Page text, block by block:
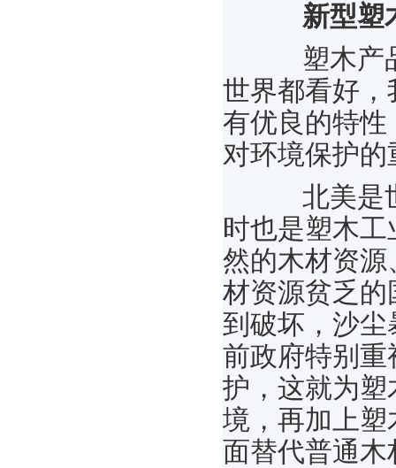
新型塑
塑木产品
世界都看好
有优良的特
对环境保护
北美是世
时也是塑木
然的木材资
材资源贫乏
到破坏，沙
前政府特别
护，这就为
境，再加上
面替代普通